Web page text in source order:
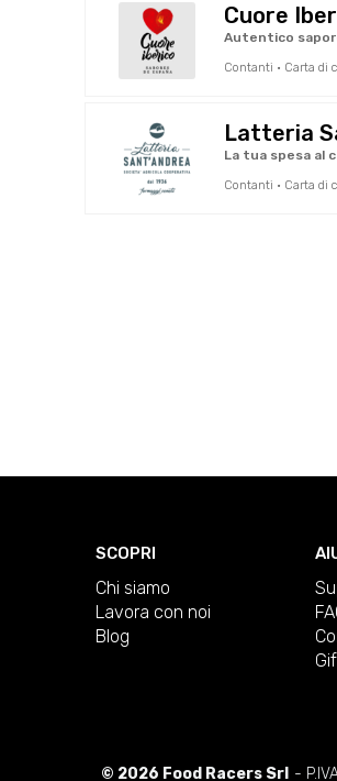
Cuore
Autentico
Contanti · Carta di
Latteria
La tua spesa al
Contanti · Carta di
SCOPRI
Chi siamo
Lavora con noi
Blog
© 2026 Food Racers Srl -